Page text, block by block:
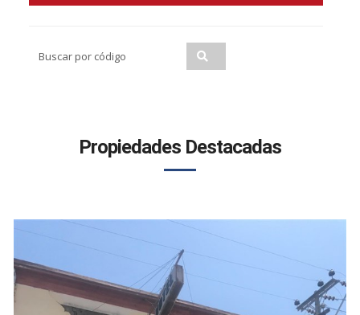
Propiedades Destacadas